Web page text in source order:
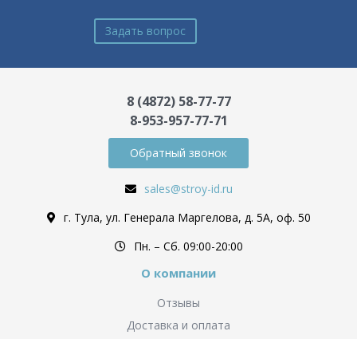
Задать вопрос
8 (4872) 58-77-77
8-953-957-77-71
Обратный звонок
sales@stroy-id.ru
г. Тула, ул. Генерала Маргелова, д. 5А, оф. 50
Пн. – Cб. 09:00-20:00
О компании
Отзывы
Доставка и оплата